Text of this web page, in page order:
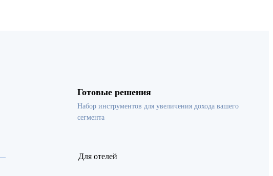
Готовые решения
Набор инструментов для увеличения дохода вашего
сегмента
Для отелей